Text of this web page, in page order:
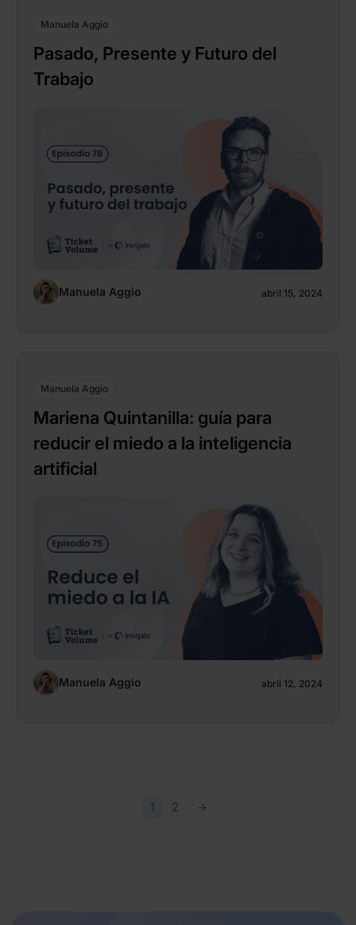
Manuela Aggio
Pasado, Presente y Futuro del
Trabajo
Manuela Aggio abril 15, 2024
Manuela Aggio
Mariena Quintanilla: guía para
reducir el miedo a la inteligencia
artificial
Manuela Aggio abril 12, 2024
1 2